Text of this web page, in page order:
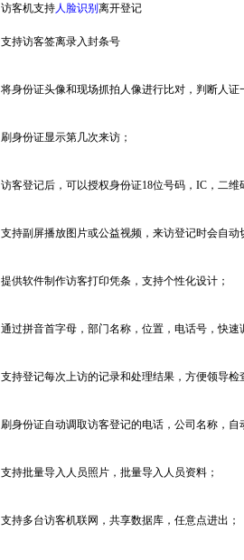
访客机支持人脸识别 离开登记
支持访客签离录入封条号
将身份证头像和现场抓拍人像进行比对，判断人证
刷身份证显示第几次来访；
访客登记后，可以授权身份证18位号码，IC，二
支持副屏播放图片或公益视频，来访登记时会自动
提供软件制作访客打印凭条，支持个性化设计；
通过拼音首字母，部门名称，位置，电话号，快速
支持登记每次上访的记录和处理结果，方便领导检
刷身份证自动调取访客登记的电话，公司名称，
支持批量导入人员照片，批量导入人员资料；
支持多台访客机联网，共享数据库，任意点进出；